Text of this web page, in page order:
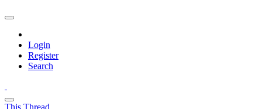
Login
Register
Search
This Thread